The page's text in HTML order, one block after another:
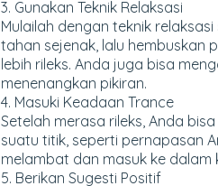
3. Gunakan Teknik Relaksasi
Mulailah dengan teknik
tahan sejenak, lalu hembuskan
lebih rileks. Anda juga bisa
menenangkan pikiran.
4. Masuki Keadaan Trance
Setelah merasa rileks, Anda
suatu titik, seperti pernapasan
melambat dan masuk ke dalam
5. Berikan Sugesti Positif